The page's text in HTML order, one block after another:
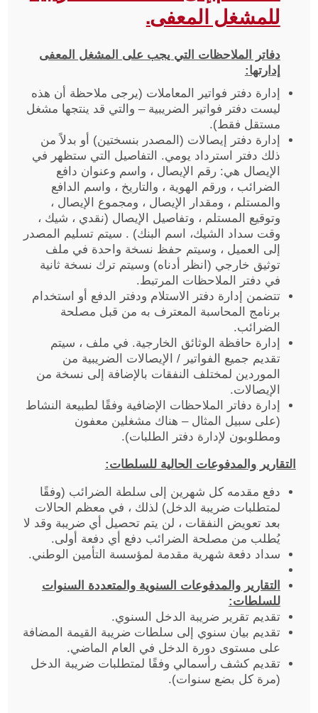
للمشغل المعفى.
دفاتر الملاحظات التي يجب على المشغل المعفى
إدارتها:
إدارة دفتر فواتير المعاملات (يرجى ملاحظة أن هذه
ليست دفتر فواتير الضريبية – والتي قد ينتجها مشغل
مستقل فقط).
إدارة دفتر إيصالات (المصدر بنسختين) أو بدلاً من
ذلك دفتر استرداد يومي. التفاصيل التي ستظهر في
الإيصال هي: رقم الإيصال ، واسم وعنوان دافع
الضرائب ، ورقم الهوية ، والتاريخ ، واسم الدافع
والمستلم ، ومقدار الإيصال ، ومجموع الإيصال ،
وتوقيع المستلم ، وتفاصيل الإيصال (نقدي ، شيك ،
وقت سداد الشيك، اسم البنك) . سيتم تسليم المصدر
إلى العميل ، وسيتم حفظ نسخة واحدة في ملف
توثيق خارجي (انظر أدناه) وسيتم ترك نسخة ثانية
في دفتر الملاحظات المرتبط.
تتضمن إدارة دفتر الاستلام ودفتر الدفع أو استخدام
برنامج المحاسبة المعترف به من قبل مصلحة
الضرائب.
إدارة حافظة الوثائق الخارجية. في ملف ، سيتم
تقديم جميع الفواتير / الإيصالات الضريبية من
الموردين لمختلف النفقات بالإضافة إلى نسخة من
الإيصالات.
إدارة دفاتر الملاحظات الإضافية وفقًا لطبيعة النشاط
(على سبيل المثال – هناك مشغلين معفون
ومطلوبون لإدارة دفتر الطلبات).
التقارير والمدفوعات الحالية للسلطات:
دفع مقدمه كل شهرين إلى سلطة الضرائب (وفقًا
لمتطلبات ضريبة الدخل) لذلك ، في معظم الحالات
بعد تعويض النفقات ، لن يتم تحصيل أي ضريبة وقد لا
يُطلب من مصلحة الضرائب دفع أي دفعة أولى.
سداد دفعة شهرية مقدمة لمؤسسة التأمين الوطني.
التقارير والمدفوعات السنوية والمتعددة السنوات
للسلطات:
تقديم تقرير ضريبة الدخل السنوي.
تقديم بيان سنوي إلى سلطات ضريبة القيمة المضافة
على مستوى دورة الدخل في العام الماضي.
تقديم كشف رأسمالي وفقًا لمتطلبات ضريبة الدخل
(مرة كل بضع سنوات).